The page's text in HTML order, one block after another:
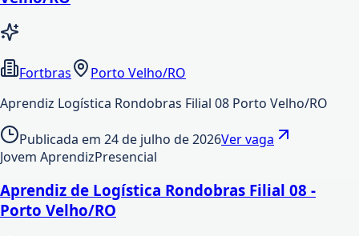
Fortbras
Porto Velho/RO
Aprendiz Logística Rondobras Filial 08 Porto Velho/RO
Publicada em 24 de julho de 2026Ver vaga
Jovem AprendizPresencial
Aprendiz de Logística Rondobras Filial 08 -
Porto Velho/RO